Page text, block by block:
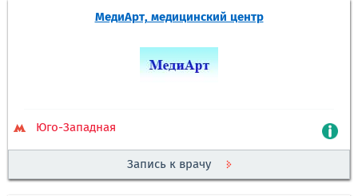
МедиАрт, медицинский центр
Юго-Западная
Запись к врачу